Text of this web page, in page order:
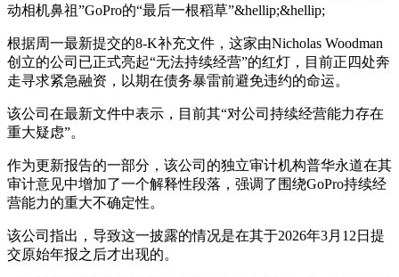
动相机鼻祖”GoPro的“最后一根稻草”&hellip;&hellip;
根据周一最新提交的8-K补充文件，这家由Nicholas Woodman
创立的公司已正式亮起“无法持续经营”的红灯，目前正四处奔
走寻求紧急融资，以期在债务暴雷前避免违约的命运。
该公司在最新文件中表示，目前其“对公司持续经营能力存在
重大疑虑”。
作为更新报告的一部分，该公司的独立审计机构普华永道在其
审计意见中增加了一个解释性段落，强调了围绕GoPro持续经
营能力的重大不确定性。
该公司指出，导致这一披露的情况是在其于2026年3月12日提
交原始年报之后才出现的。